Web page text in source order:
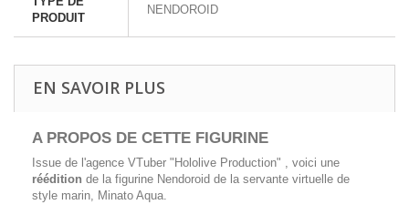
PRODUIT
NENDOROID
EN SAVOIR PLUS
A PROPOS DE CETTE FIGURINE
Issue de l'agence VTuber "Hololive Production" , voici une
réédition de la figurine Nendoroid de la servante virtuelle de
style marin, Minato Aqua.